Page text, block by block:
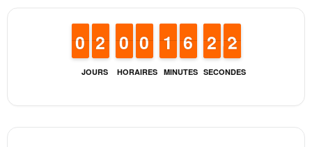
JOURS
9
9
0
0 1
1
2
2
HORAIRES
9
9
0
0 9
9
0
0
MINUTES
1
1
1
1 5
5
6
6
SECONDES
1
1
2
2 2
2
1